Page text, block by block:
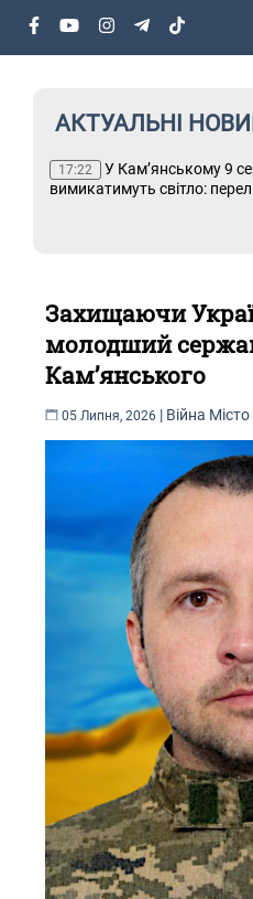
АКТУАЛЬНІ
17:22
У Кам’янському 9
вимикатимуть світло:
Захищаючи
молодший
Кам’янського
05 Липня, 2026 | Війна Місто